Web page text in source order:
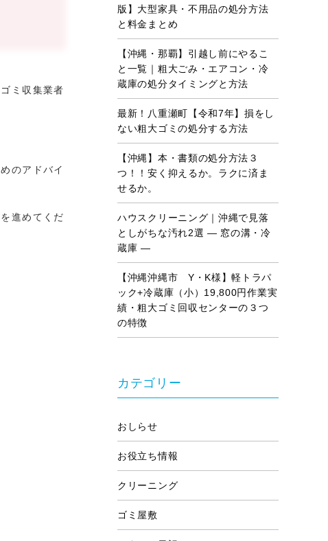
ミ収集業者
のアドバイ
進めてくだ
版】大型家具・不用品の処分方法
と料金まとめ
【沖縄・那覇】引越し前にやるこ
と一覧｜粗大ごみ・エアコン・冷
蔵庫の処分タイミングと方法
最新！八重瀬町【令和7年】損をし
ない粗大ゴミの処分する方法
【沖縄】本・書類の処分方法３
つ！！安く抑えるか。ラクに済ま
せるか。
ハウスクリーニング｜沖縄で見落
としがちな汚れ2選 ― 窓の溝・冷
蔵庫 ―
【沖縄沖縄市 Y・K様】軽トラパ
ック+冷蔵庫（小）19,800円作業実
績・粗大ゴミ回収センターの３つ
の特徴
カテゴリー
おしらせ
お役立ち情報
クリーニング
ゴミ屋敷